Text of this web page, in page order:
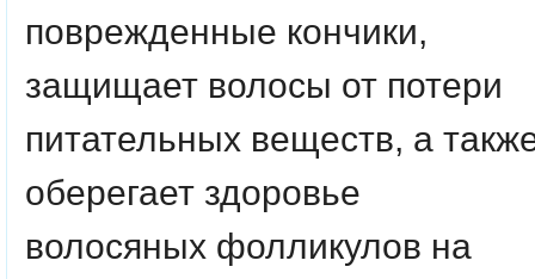
поврежденные кончики,
защищает волосы от потери
питательных веществ, а
оберегает здоровье
волосяных фолликулов на